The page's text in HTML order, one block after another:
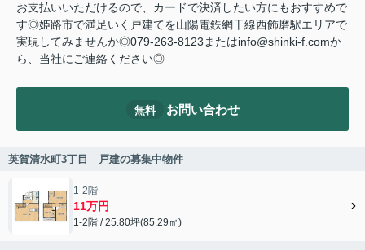
お支払いいただけるので、カードで決済したい方にもおすすめで
す◎姫路市で満足いく戸建てを山陽電鉄網干線西飾磨駅エリアで
実現してみませんか◎079-263-8123またはinfo@shinki-f.comか
ら、当社にご連絡ください◎
無料 お問い合わせ
英賀清水町3丁目 戸建の募集中物件
1‐2階
11万円
1‐2階 / 25.80坪(85.29㎡)